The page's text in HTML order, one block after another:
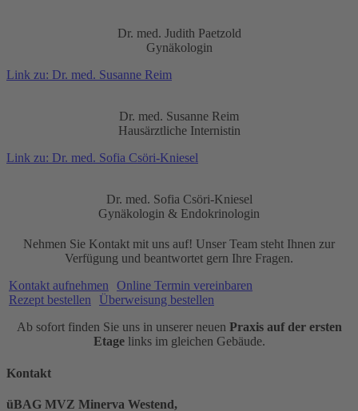
Dr. med. Judith Paetzold
Gynäkologin
Link zu: Dr. med. Susanne Reim
Dr. med. Susanne Reim
Hausärztliche Internistin
Link zu: Dr. med. Sofia Csöri-Kniesel
Dr. med. Sofia Csöri-Kniesel
Gynäkologin & Endokrinologin
Nehmen Sie Kontakt mit uns auf! Unser Team steht Ihnen zur
Verfügung und beantwortet gern Ihre Fragen.
Kontakt aufnehmen
Online Termin vereinbaren
Rezept bestellen
Überweisung bestellen
Ab sofort finden Sie uns in unserer neuen Praxis auf der ersten
Etagelinks im gleichen Gebäude.
Kontakt
üBAG MVZ Minerva Westend,